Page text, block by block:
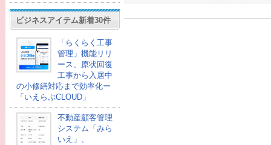
ビジネスアイテム新着30件
「らくらく工事
管理」機能リリ
ース、原状回復
工事から入居中
の小修繕対応まで効率化ー
「いえらぶCLOUD」
不動産顧客管理
システム「みら
いえ」、